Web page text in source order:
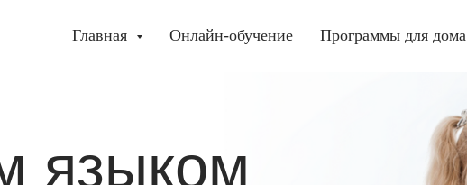
Главная Онлайн-обучение Программы для дома